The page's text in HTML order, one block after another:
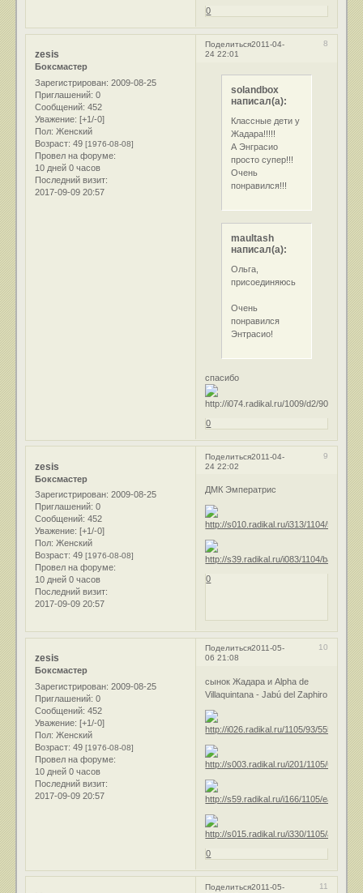
0
Поделиться 8
2011-04-
24 22:01
zesis
Боксмастер
Зарегистрирован: 2009-08-25
Приглашений: 0
Сообщений: 452
Уважение: [+1/-0]
Пол: Женский
Возраст: 49[1976-08-08]
Провел на форуме:
10 дней 0 часов
Последний визит:
2017-09-09 20:57
solandbox
написал(а):
Классные дети у
Жадара!!!!!
А Энграсио
просто супер!!!
Очень
понравился!!!
maultash
написал(а):
Ольга,
присоединяюсь
Очень
понравился
Энтрасио!
спасибо
0
Поделиться 9
2011-04-
24 22:02
zesis
Боксмастер
Зарегистрирован: 2009-08-25
Приглашений: 0
Сообщений: 452
Уважение: [+1/-0]
Пол: Женский
Возраст: 49[1976-08-08]
Провел на форуме:
10 дней 0 часов
Последний визит:
2017-09-09 20:57
ДМК Эмператрис
0
Поделиться 10
2011-05-
06 21:08
zesis
Боксмастер
Зарегистрирован: 2009-08-25
Приглашений: 0
Сообщений: 452
Уважение: [+1/-0]
Пол: Женский
Возраст: 49[1976-08-08]
Провел на форуме:
10 дней 0 часов
Последний визит:
2017-09-09 20:57
сынок Жадара и Alpha de
Villaquintana - Jabú del Zaphiro
0
Поделиться 11
2011-05-